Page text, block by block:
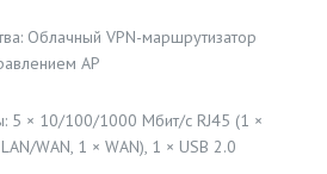
Облачный VPN-маршрутизатор
AP
5 × 10/100/1000 Мбит/с RJ45 (1 ×
WAN, 1 × WAN), 1 × USB 2.0